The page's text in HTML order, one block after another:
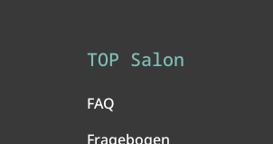
TOP Salon
FAQ
Fragebogen